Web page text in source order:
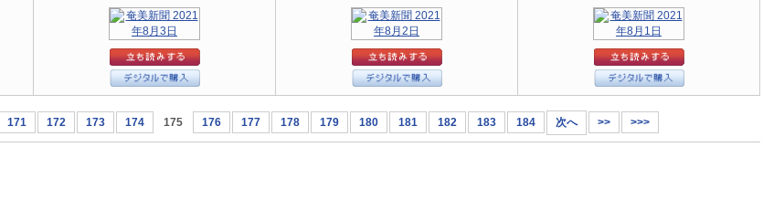
171 172 173 174 175 176 177 178 179 180 181 182 183 184 次へ >> >>>